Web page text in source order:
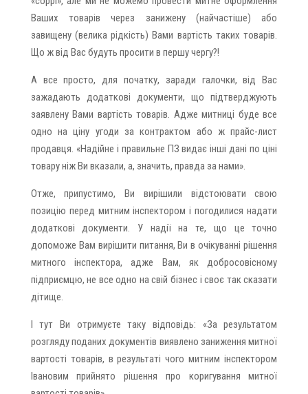
Ваших товарів через занижену (найчастіше) або
завищену (велика рідкість) Вами вартість таких товарів.
Що ж від Вас будуть просити в першу чергу?!
А все просто, для початку, заради галочки, від Вас
зажадають додаткові документи, що підтверджують
заявлену Вами вартість товарів. Адже митниці буде все
одно на ціну угоди за контрактом або ж прайс-лист
продавця. «Надійне і правильне ПЗ видає інші дані по ціні
товару ніж Ви вказали, а, значить, правда за нами».
Отже, припустимо, Ви вирішили відстоювати свою
позицію перед митним інспектором і погодилися надати
додаткові документи. У надії на те, що це точно
допоможе Вам вирішити питання, Ви в очікуванні рішення
митного інспектора, адже Вам, як добросовісному
підприємцю, не все одно на свій бізнес і своє так сказати
дітище.
І тут Ви отримуєте таку відповідь: «За результатом
розгляду поданих документів виявлено заниження митної
вартості товарів, в результаті чого митним інспектором
Івановим прийнято рішення про коригування митної